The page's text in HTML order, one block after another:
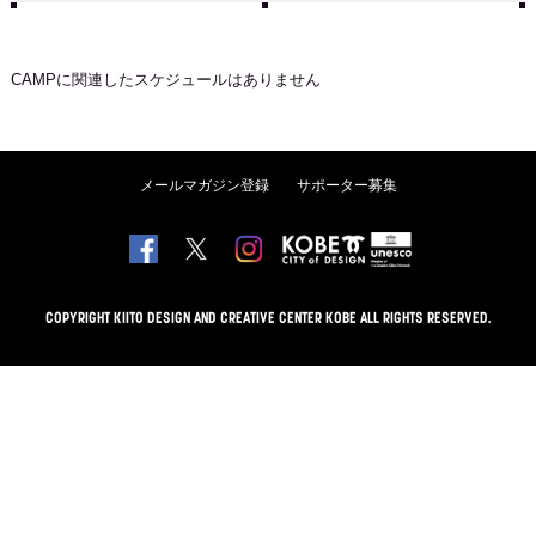
CAMPに関連したスケジュールはありません
メールマガジン登録 サポーター募集
COPYRIGHT KIITO DESIGN AND CREATIVE CENTER KOBE ALL RIGHTS RESERVED.